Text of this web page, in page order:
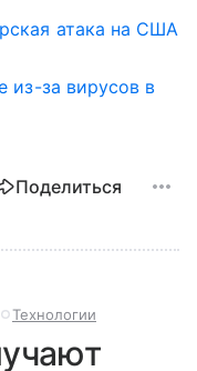
атака на США
из-за вирусов в
Поделиться
Технологии